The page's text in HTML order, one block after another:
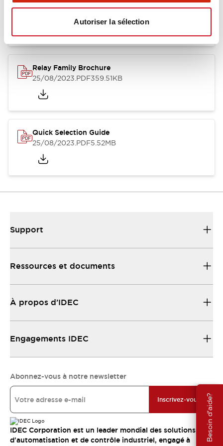
Autoriser la sélection
Besoin d'aide?
RU Catalog
Relay Family Brochure
25/08/2023.PDF359.51KB
Quick Selection Guide
25/08/2023.PDF5.52MB
Support
Ressources et documents
À propos d’IDEC
Engagements IDEC
Abonnez-vous à notre newsletter
Inscrivez-vous
IDEC Corporation est un leader mondial des solutions
d'automatisation et de contrôle industriel, engagé à